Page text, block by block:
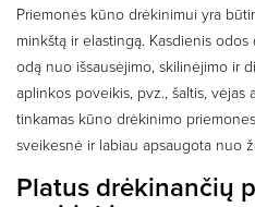
Priemonės kūno drėkinimui yra
minkštą ir elastingą. Kasdienis
odą nuo išsausėjimo, skilinėjimo ir
aplinkos poveikis, pvz., šaltis, vėjas
tinkamas kūno drėkinimo
sveikesnė ir labiau apsaugota nuo
Platus drėkinančių